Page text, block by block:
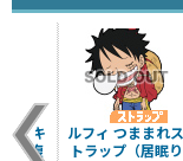
れキ
満腹
ルフィ つままれス
トラップ（居眠り